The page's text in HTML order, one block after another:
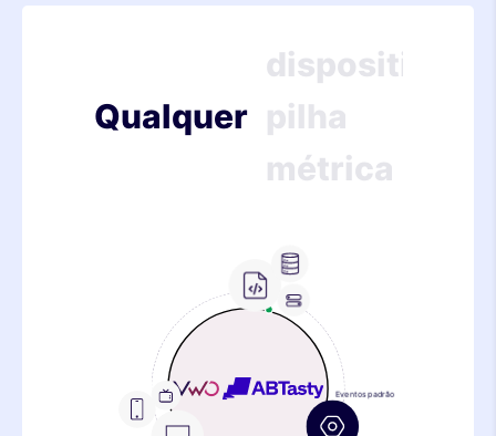
Qualquer
dispositivo
pilha
métrica
pilha
métrica
dispositivo